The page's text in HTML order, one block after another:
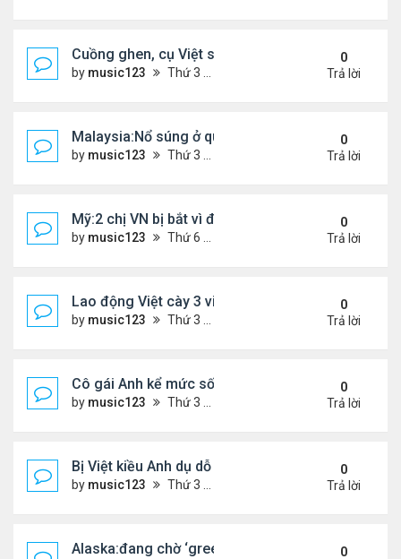
Cuồng ghen, cụ Việt sát hại vợ trẻ
by music123 Thứ 3 Tháng 4 21, 2026 6:10 pm
0
Trả lời
Malaysia:Nổ súng ở quán ăn ,một người phụ nữ
by music123 Thứ 3 Tháng 4 21, 2026 6:00 pm
0
Trả lời
Mỹ:2 chị VN bị bắt vì đem bòn bòn vào Mỹ
by music123 Thứ 6 Tháng 4 10, 2026 6:40 pm
0
Trả lời
Lao động Việt cày 3 việc cùng lúc, thu nhập tới
by music123 Thứ 3 Tháng 3 31, 2026 4:59 pm
0
Trả lời
Cô gái Anh kể mức sống 'rẻ khó tin' ở Đà Nẵng
by music123 Thứ 3 Tháng 3 31, 2026 4:52 pm
0
Trả lời
Bị Việt kiều Anh dụ dỗ "chuyển tiền - nhận quà"...
by music123 Thứ 3 Tháng 3 31, 2026 4:41 pm
0
Trả lời
Alaska:đang chờ ‘green card,’ đi trình diện ICE, bị
0